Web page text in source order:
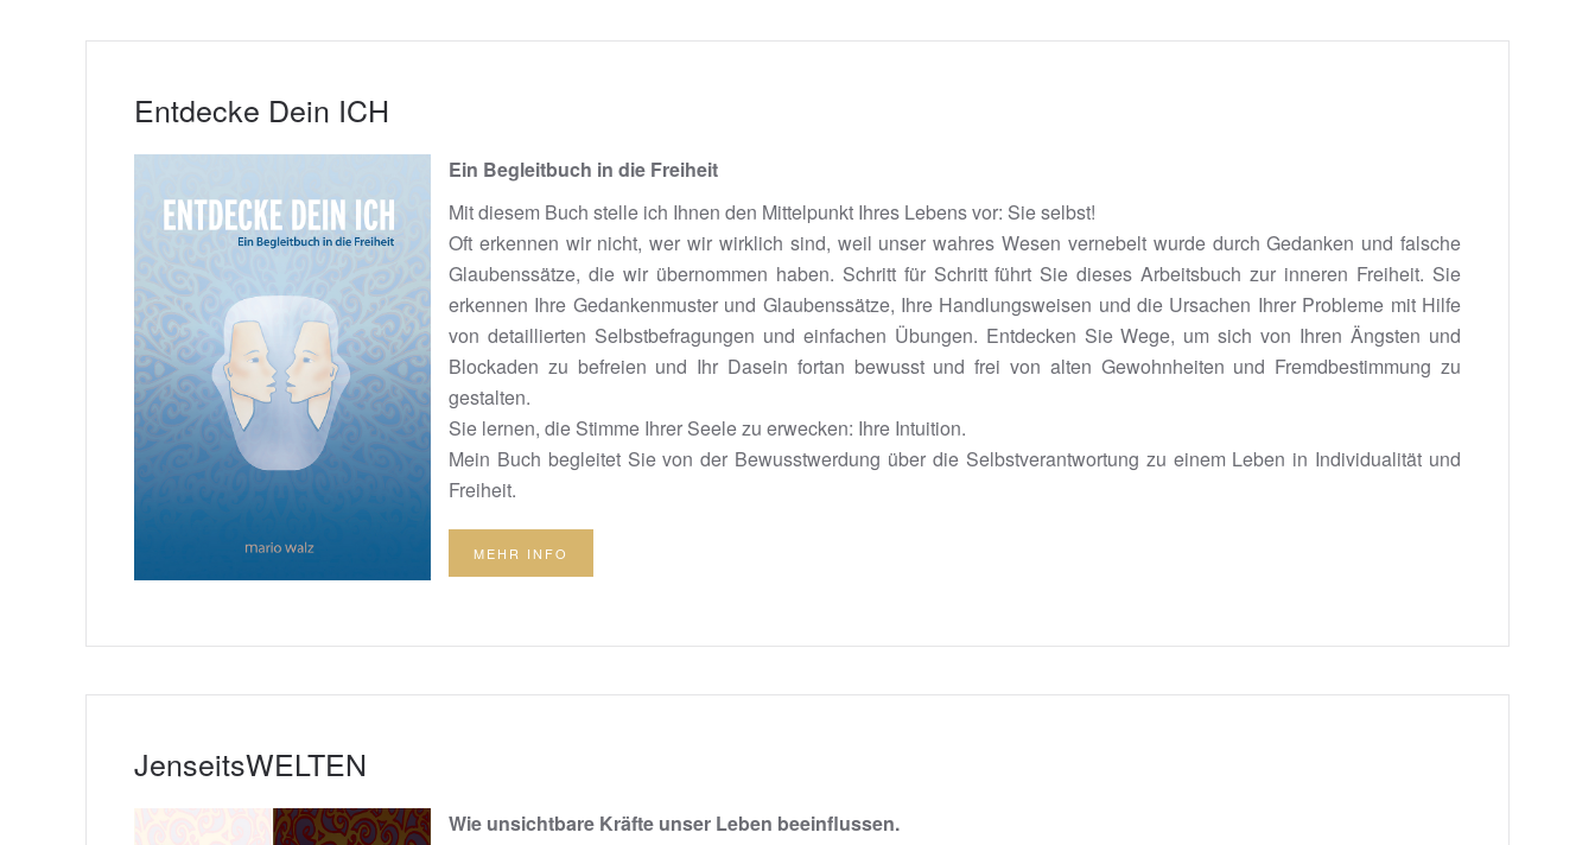
Entdecke Dein ICH
Ein Begleitbuch in die Freiheit
Mit diesem Buch stelle ich Ihnen den Mittelpunkt Ihres Lebens vor: Sie selbst!
Oft erkennen wir nicht, wer wir wirklich sind, weil unser wahres Wesen vernebelt wurde durch Gedanken und falsche
Glaubenssätze, die wir übernommen haben. Schritt für Schritt führt Sie dieses Arbeitsbuch zur inneren Freiheit. Sie
erkennen Ihre Gedankenmuster und Glaubenssätze, Ihre Handlungsweisen und die Ursachen Ihrer Probleme mit Hilfe
von detaillierten Selbstbefragungen und einfachen Übungen. Entdecken Sie Wege, um sich von Ihren Ängsten und
Blockaden zu befreien und Ihr Dasein fortan bewusst und frei von alten Gewohnheiten und Fremdbestimmung zu
gestalten.
Sie lernen, die Stimme Ihrer Seele zu erwecken: Ihre Intuition.
Mein Buch begleitet Sie von der Bewusstwerdung über die Selbstverantwortung zu einem Leben in Individualität und
Freiheit.
MEHR INFO
JenseitsWELTEN
Wie unsichtbare Kräfte unser Leben beeinflussen.